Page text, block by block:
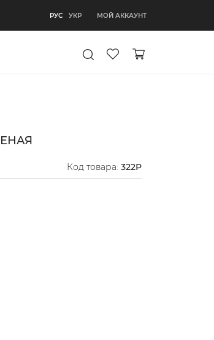
РУС УКР МОЙ АККАУНТ
Код товара: 322P